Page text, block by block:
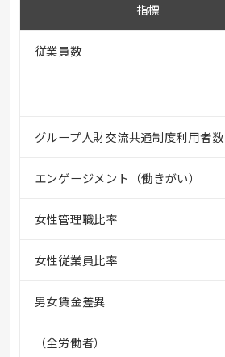
指標
従業員数
グループ人財交流共通制度利用者数
エンゲージメント（働きがい）
女性管理職比率
女性従業員比率
男女賃金差異
（全労働者）